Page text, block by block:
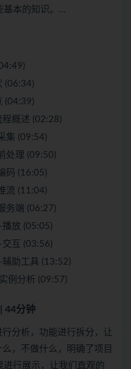
基本的知识。…
(06:34)
(04:39)
概述 (02:28)
集 (09:54)
处理 (09:50)
码 (16:05)
流 (11:04)
务端 (06:27)
放 (05:05)
互 (03:56)
助工具 (13:52)
例分析 (09:57)
44分钟
分析，功能进行拆分，让
，不做什么，明确了项目
行展示，让我们直观的